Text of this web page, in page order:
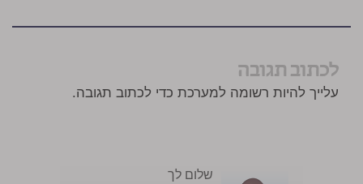
לכתוב תגובה
עלייך להיות רשומה למערכת כדי לכתוב תגובה.
שלום לך